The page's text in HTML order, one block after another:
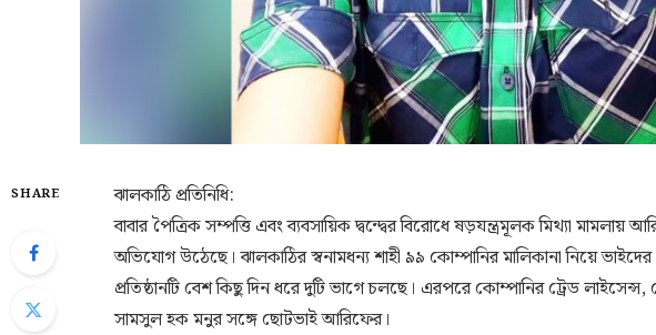
SHARE
ঝালকাঠি প্রতিনিধি:
বাবার পৈত্রিক সম্পত্তি এবং ব্যবসায়িক দ্বন্দ্বের বিরোধে ষড়যন্ত্রমূলক মিথ্যা
অভিযোগ উঠেছে। ঝালকাঠির স্বনামধন্য শাহী ৯৯ কোম্পানির মালিকানা নিয়ে
প্রতিষ্ঠানটি বেশ কিছু দিন ধরে দুটি ভাগে চলছে। এরপরে কোম্পানির ট্রেড লাইসেন্স,
সামসুল হক মনুর সঙ্গে ছোটভাই আরিফের।